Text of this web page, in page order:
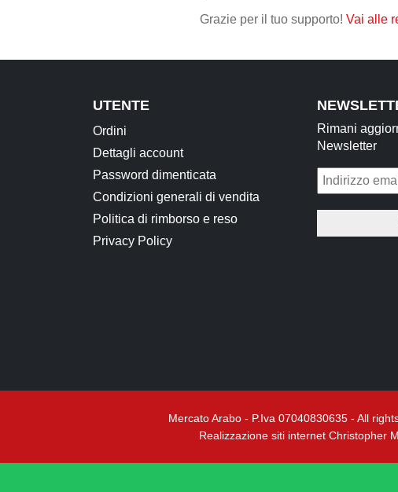
Grazie per il tuo supporto! Vai alle
UTENTE
Ordini
Dettagli account
Password dimenticata
Condizioni generali di vendita
Politica di rimborso e reso
Privacy Policy
Rimani
Newsletter
Mercato Arabo - P.Iva 07040830635 - All
Realizzazione siti internet Christopher